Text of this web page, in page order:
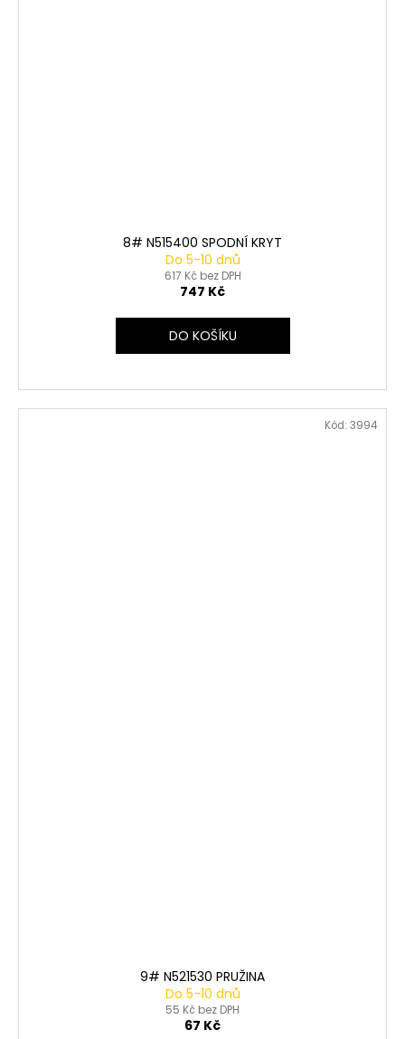
8# N515400 SPODNÍ KRYT
Do 5-10 dnů
617 Kč bez DPH
747 Kč
DO KOŠÍKU
9# N521530 PRUŽINA
Do 5-10 dnů
55 Kč bez DPH
67 Kč
Kód: 3994